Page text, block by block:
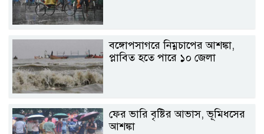
বঙ্গোপসাগরে নিম্নচাপের আশঙ্কা,
প্লাবিত হতে পারে ১০ জেলা
ফের ভারি বৃষ্টির আভাস, ভূমিধসের
আশঙ্কা